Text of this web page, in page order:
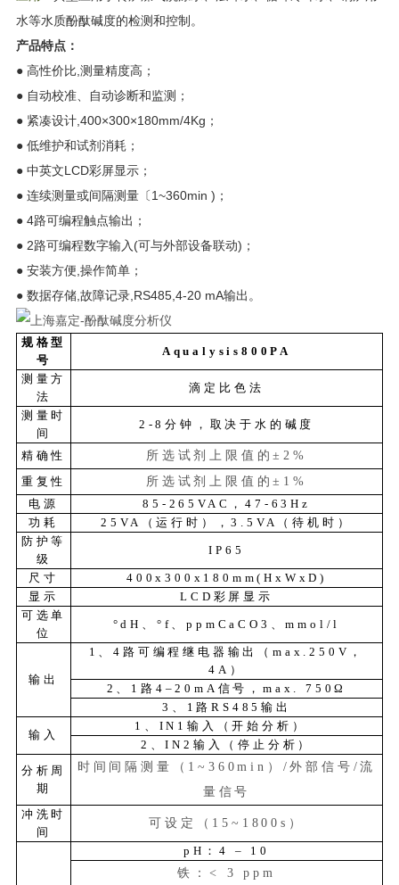
水等水质酚酞碱度的检测和控制。
产品特点：
● 高性价比,测量精度高；
● 自动校准、自动诊断和监测；
● 紧凑设计,400×300×180mm/4Kg；
● 低维护和试剂消耗；
● 中英文LCD彩屏显示；
● 连续测量或间隔测量〔1~360min )；
● 4路可编程触点输出；
● 2路可编程数字输入(可与外部设备联动)；
● 安装方便,操作简单；
● 数据存储,故障记录,RS485,4-20 mA输出。
规格型
号
Aqualysis800PA
测量方
法
滴定比色法
测量时
间
2-8分钟，取决于水的碱度
精确性 所选试剂上限值的±2%
重复性
所选试剂上限值的±1%
电源
85-265VAC，47-63Hz
功耗
25VA（运行时），3.5VA（待机时）
防护等
级
IP65
尺寸
400x300x180mm(HxWxD)
显示
LCD彩屏显示
可选单
位
°dH、°f、ppmCaCO3、mmol/l
输出
1、4路可编程继电器输出（max.250V，
4A）
2、1路4–20mA信号，max. 750Ω
3、1路RS485输出
输入
1、IN1输入（开始分析）
2、IN2输入（停止分析）
分析周
期
时间间隔测量（ 1~360min）/外部信号/流
量信号
冲洗时
间
可设定（ 15~1800s）
pH：4 – 10
铁： < 3 ppm